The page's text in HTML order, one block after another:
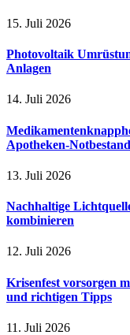
15. Juli 2026
Photovoltaik
Anlagen
14. Juli 2026
Apotheken-Notbestand
13. Juli 2026
Nachhaltige
kombinieren
12. Juli 2026
Krisenfest vorsorgen
und richtigen Tipps
11. Juli 2026